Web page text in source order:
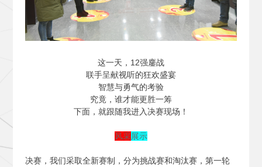
这一天，12强鏖战
联手呈献视听的狂欢盛宴
智慧与勇气的考验
究竟，谁才能更胜一筹
下面，就跟随我进入决赛现场！
风采展示
决赛，我们采取全新赛制，分为挑战赛和淘汰赛，第一轮